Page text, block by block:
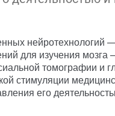
нейротехнологий
для изучения
томографии и
стимуляции
его